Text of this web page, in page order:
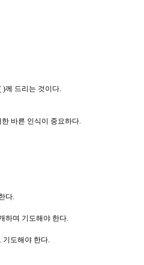
)께 드리는 것이다.
바른 인식이 중요하다.
다.
하며 기도해야 한다.
기도해야 한다.